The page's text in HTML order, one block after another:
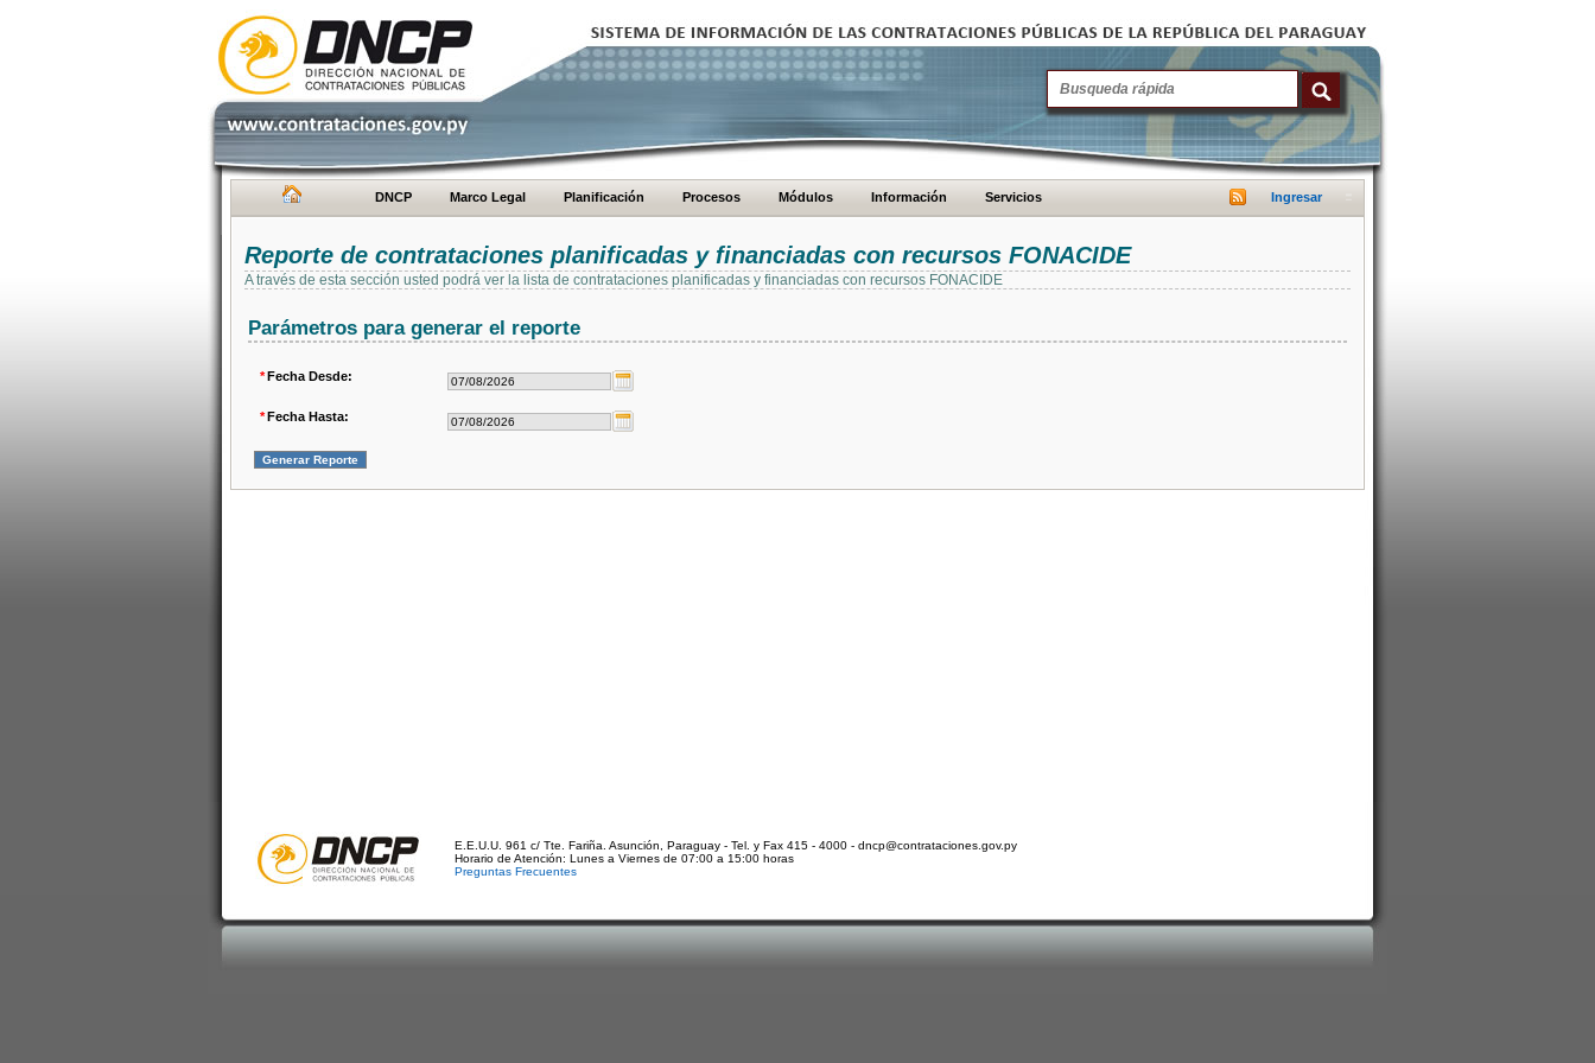
DNCP Marco Legal Planificación Procesos Módulos Información Servicios Ingresar
Reporte de contrataciones planificadas y financiadas con recursos FONACIDE
A través de esta sección usted podrá ver la lista de contrataciones planificadas y financiadas con recursos FONACIDE
Parámetros para generar el reporte
*Fecha Desde:
*Fecha Hasta:
E.E.U.U. 961 c/ Tte. Fariña. Asunción, Paraguay - Tel. y Fax 415 - 4000 - dncp@contrataciones.gov.py
Horario de Atención: Lunes a Viernes de 07:00 a 15:00 horas
Preguntas Frecuentes